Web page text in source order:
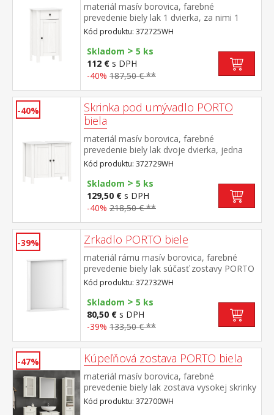
materiál masív borovica, farebné
prevedenie biely lak 1 dvierka, za nimi 1
polica, 1 zásuvka s kovovými pojazdmi
maximálne nosnosti uvedené v návode na
montáž súčasť zostavy PORTO biela
Kód produktu: 372725WH
Skladom > 5 ks
112 € s DPH
-40% 187,50 € **
-40%
Skrinka pod umývadlo PORTO
biela
materiál masív borovica, farebné
prevedenie biely lak dvoje dvierka, jedna
polica maximálne nosnosti uvedené v
návode na montáž súčasť zostavy PORTO
biela
Kód produktu: 372729WH
Skladom > 5 ks
129,50 € s DPH
-40% 218,50 € **
-39% Zrkadlo PORTO biele
materiál rámu masív borovica, farebné
prevedenie biely lak súčasť zostavy PORTO
biela
Kód produktu: 372732WH
Skladom > 5 ks
80,50 € s DPH
-39% 133,50 € **
-47% Kúpeľňová zostava PORTO biela
materiál masív borovica, farebné
prevedenie biely lak zostava vysokej skrinky
372714WH, závesnej skrinky 372724WH,
skrinky 372725WH, skrinky pod umývadlo
Kód produktu: 372700WH